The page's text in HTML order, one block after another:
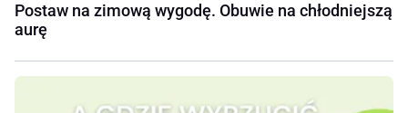
Postaw na zimową wygodę. Obuwie na chłodniejszą
aurę